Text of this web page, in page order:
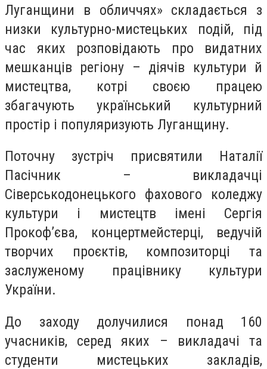
Луганщини в обличчях» складається з
низки культурно-мистецьких подій, під
час яких розповідають про видатних
мешканців регіону – діячів культури й
мистецтва, котрі своєю працею
збагачують український культурний
простір і популяризують Луганщину.
Поточну зустріч присвятили Наталії
Пасічник – викладачці
Сіверськодонецького фахового коледжу
культури і мистецтв імені Сергія
Прокоф’єва, концертмейстерці, ведучій
творчих проєктів, композиторці та
заслуженому працівнику культури
України.
До заходу долучилися понад 160
учасників, серед яких – викладачі та
студенти мистецьких закладів,